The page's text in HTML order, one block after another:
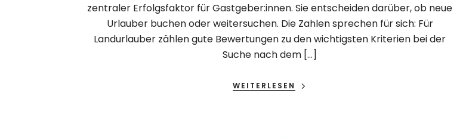
zentraler Erfolgsfaktor für Gastgeber:innen. Sie entscheiden darüber, ob neue
Urlauber buchen oder weitersuchen. Die Zahlen sprechen für sich: Für
Landurlauber zählen gute Bewertungen zu den wichtigsten Kriterien bei der
Suche nach dem […]
WEITERLESEN